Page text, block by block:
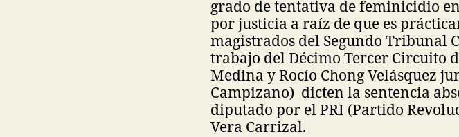
grado de tentativa de feminicidio
por justicia a raíz de que es
magistrados del Segundo Tribunal
trabajo del Décimo Tercer Circuito
Medina y Rocío Chong Velásquez
Campizano) dicten la sentencia
diputado por el PRI (Partido
Vera Carrizal.